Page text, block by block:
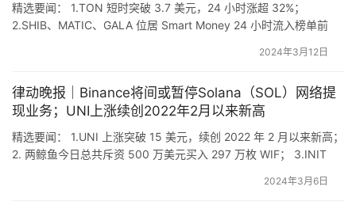
精选要闻： 1.TON 短时突破 3.7 美元，24 小时涨超 32%；
2.SHIB、MATIC、GALA 位居 Smart Money 24 小时流入榜单前
随之变化； 4.OKX Jumpstart 上线新项目 ZK (Polyhedra
2024年3月12日
律动晚报｜Binance将间或暂停Solana（SOL）网络提
现业务；UNI上涨续创2022年2月以来新高
精选要闻： 1.UNI 上涨突破 15 美元，续创 2022 年 2 月以来新高；
2. 两鲸鱼今日总共斥资 500 万美元买入 297 万枚 WIF； 3.INIT
4. 比特币现货 ETF 3 月 5 日净流入 6.48 亿美元，创单日净流入新
2024年3月6日